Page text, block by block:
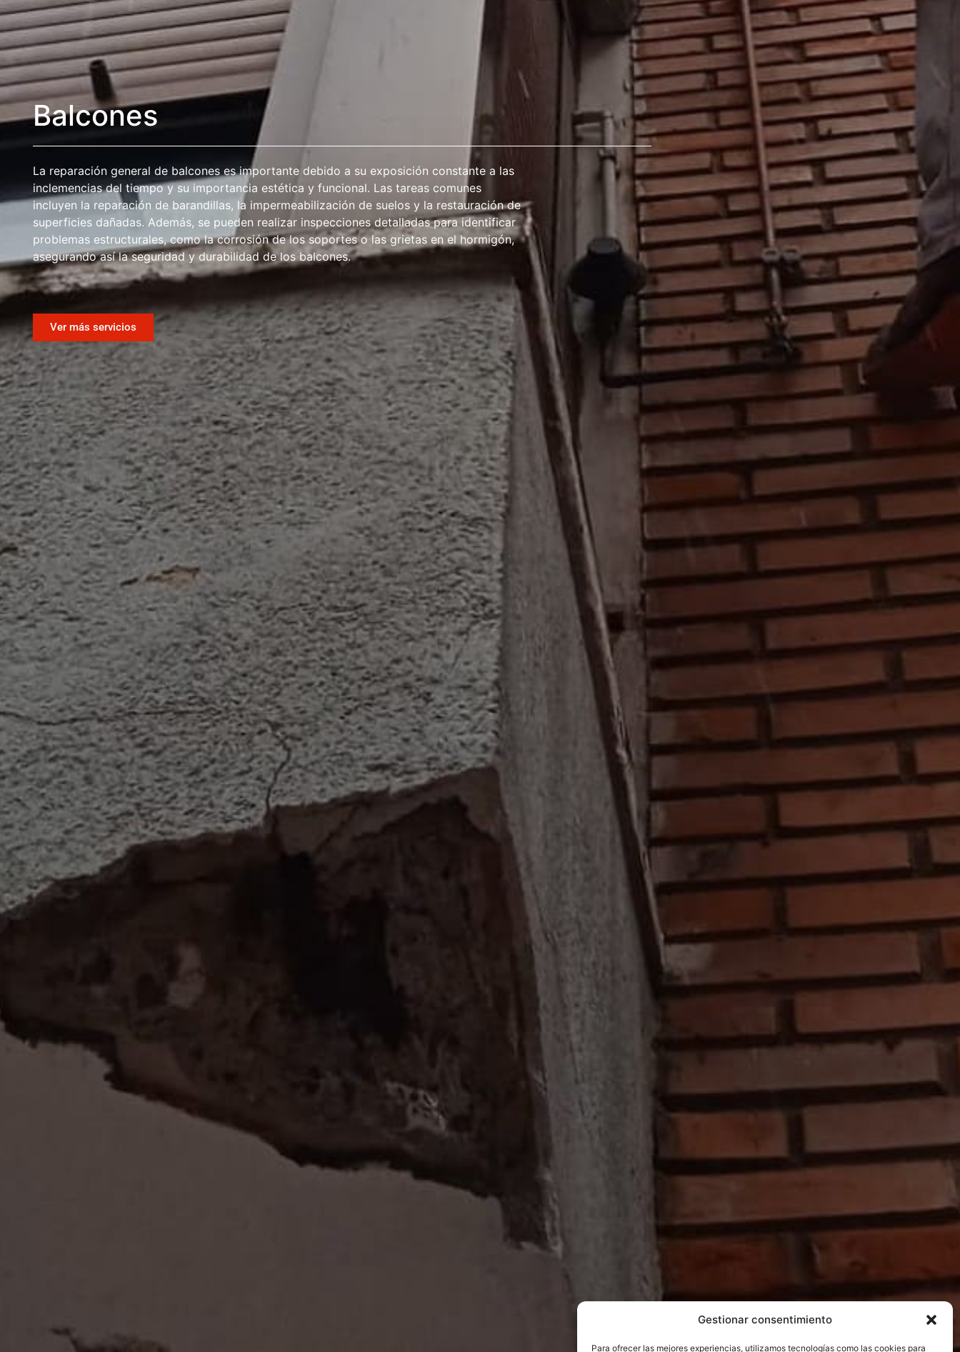
Gestionar consentimiento
Para ofrecer las mejores experiencias, utilizamos tecnologías como las cookies para
Balcones
La reparación general de balcones es importante debido a su exposición constante a las
inclemencias del tiempo y su importancia estética y funcional. Las tareas comunes
incluyen la reparación de barandillas, la impermeabilización de suelos y la restauración de
superficies dañadas. Además, se pueden realizar inspecciones detalladas para identificar
problemas estructurales, como la corrosión de los soportes o las grietas en el hormigón,
asegurando así la seguridad y durabilidad de los balcones.
Ver más servicios